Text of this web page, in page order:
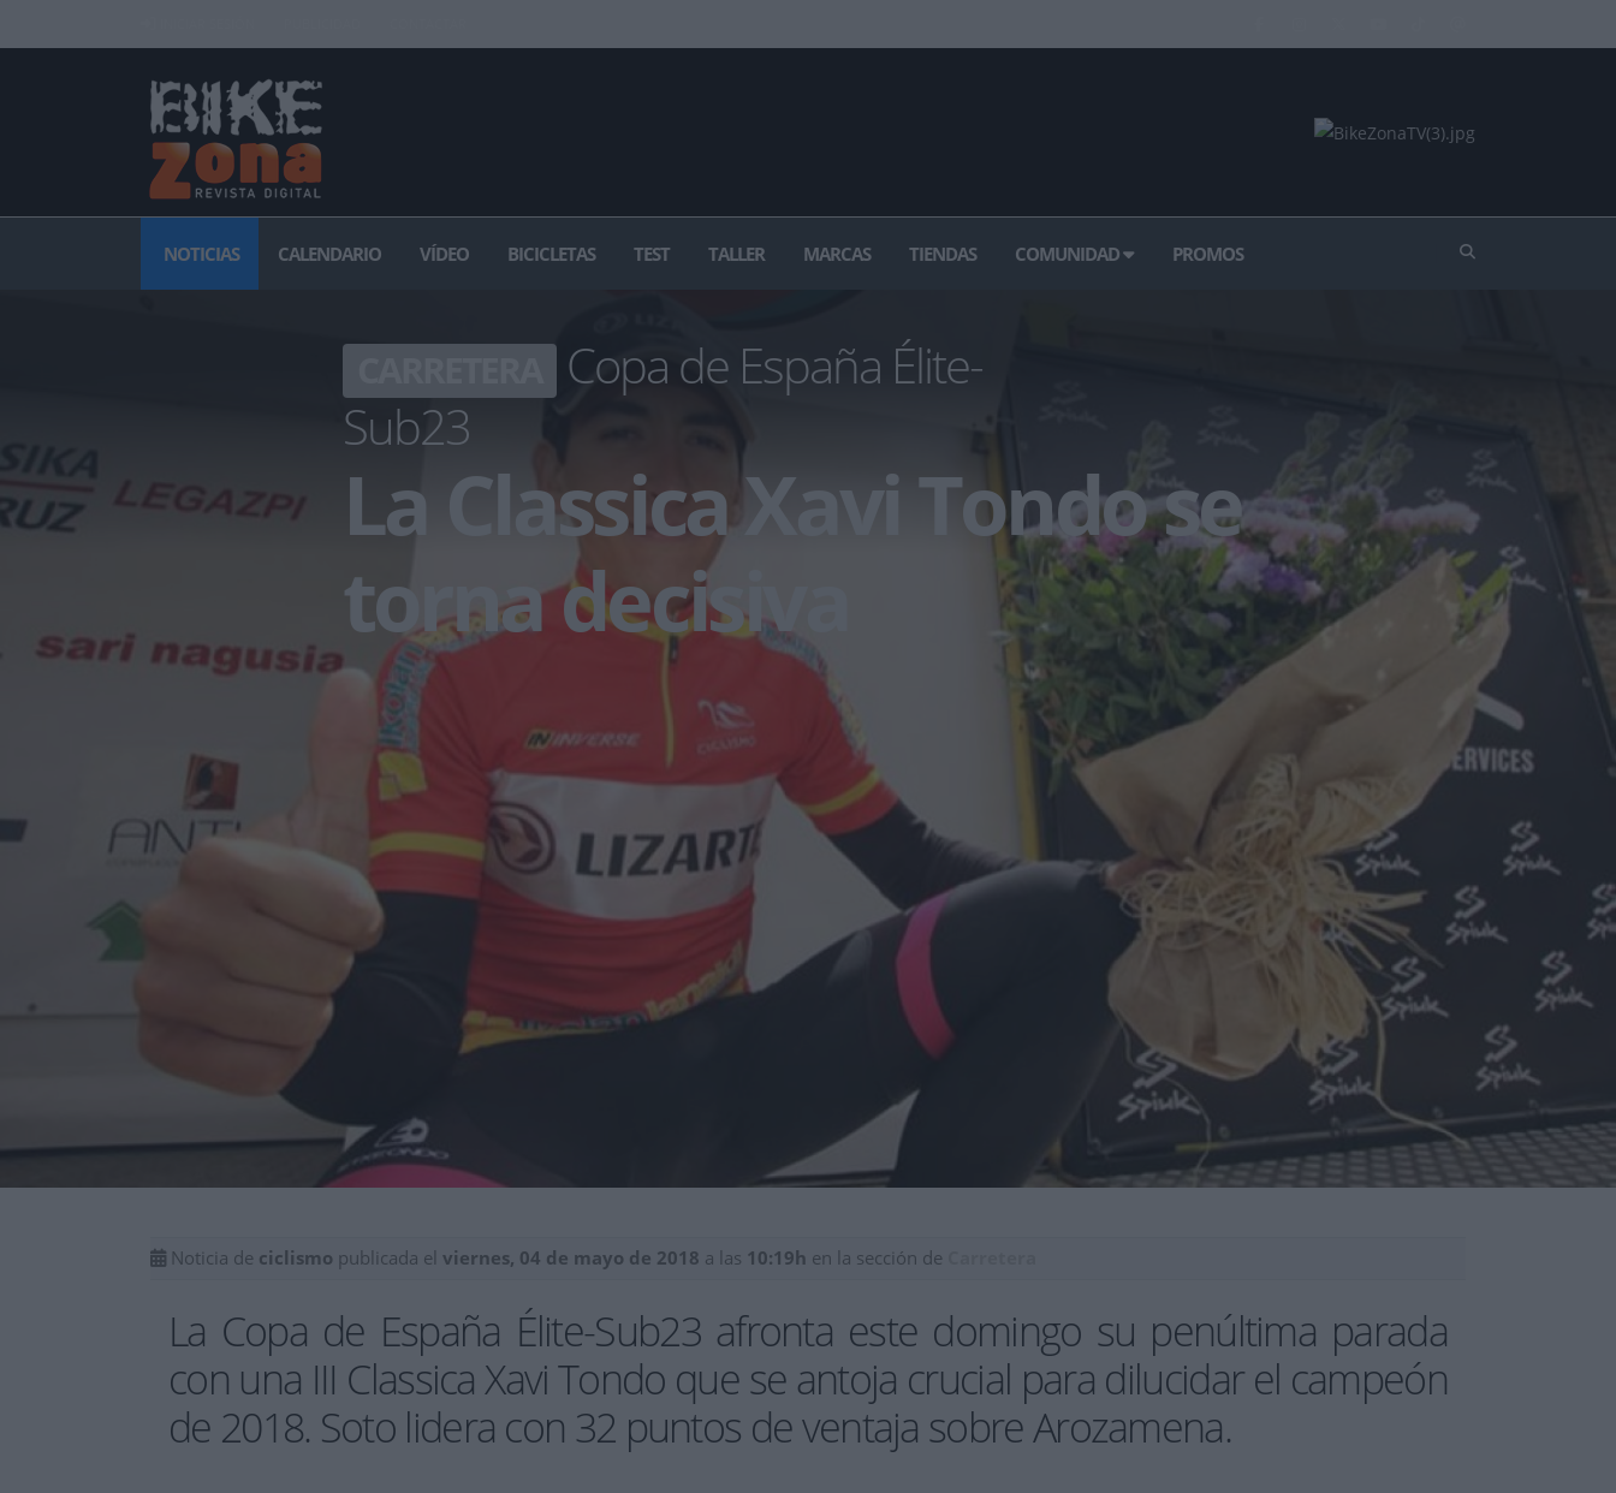
NOTICIAS CALENDARIO VÍDEO BICICLETAS TEST TALLER MARCAS TIENDAS COMUNIDAD PROMOS
Copa de España Élite-
Sub23
La Classica Xavi Tondo se
torna decisiva
Noticia de ciclismo publicada el viernes, 04 de mayo de 2018 a las 10:19h en la sección de
La Copa de España Élite-Sub23 afronta este domingo su penúltima parada
con una III Classica Xavi Tondo que se antoja crucial para dilucidar el campeón
de 2018. Soto lidera con 32 puntos de ventaja sobre Arozamena.